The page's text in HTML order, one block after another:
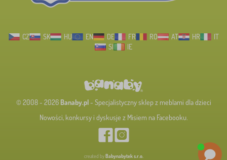
CZ SK HU EN DE FR RO AT HR
IT
SI
IE
© 2008 - 2026 Banaby.pl- Specjalistyczny sklep z meblami dla dzieci
Nowości, konkursy i dyskusje z Misiem na Facebooku.
created by Babynabytek s.r.o.